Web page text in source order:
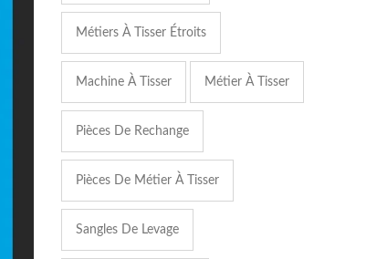
Métiers À Tisser Étroits
Machine À Tisser Métier À Tisser
Pièces De Rechange
Pièces De Métier À Tisser
Sangles De Levage